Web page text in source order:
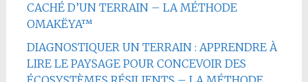
CACHÉ D’UN TERRAIN – LA MÉTHODE
OMAKËYA™
DIAGNOSTIQUER UN TERRAIN : APPRENDRE À
LIRE LE PAYSAGE POUR CONCEVOIR DES